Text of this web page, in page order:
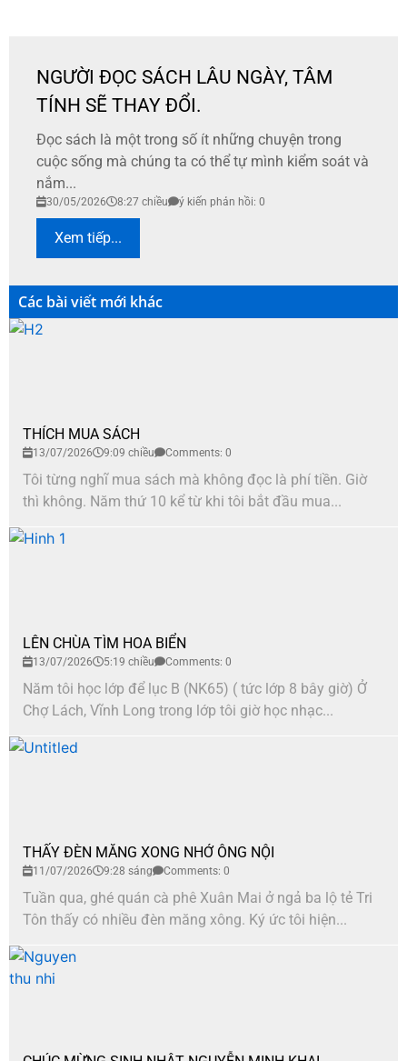
NGƯỜI ĐỌC SÁCH LÂU NGÀY, TÂM
TÍNH SẼ THAY ĐỔI.
Đọc sách là một trong số ít những chuyện trong
cuộc sống mà chúng ta có thể tự mình kiểm soát và
nắm...
30/05/2026 8:27 chiều ý kiến phản hồi: 0
Xem tiếp...
Các bài viết mới khác
THÍCH MUA SÁCH
13/07/2026 9:09 chiều Comments: 0
Tôi từng nghĩ mua sách mà không đọc là phí tiền. Giờ
thì không. Năm thứ 10 kể từ khi tôi bắt đầu mua...
LÊN CHÙA TÌM HOA BIỂN
13/07/2026 5:19 chiều Comments: 0
Năm tôi học lớp để lục B (NK65) ( tức lớp 8 bây giờ) Ở
Chợ Lách, Vĩnh Long trong lớp tôi giờ học nhạc...
THẤY ĐÈN MĂNG XONG NHỚ ÔNG NỘI
11/07/2026 9:28 sáng Comments: 0
Tuần qua, ghé quán cà phê Xuân Mai ở ngả ba lộ tẻ Tri
Tôn thấy có nhiều đèn măng xông. Ký ức tôi hiện...